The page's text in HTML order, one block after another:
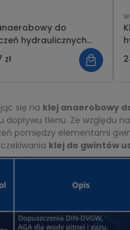
do
hydraulicznych
577-050
zł
się na klej anaerobowy
dopływu tlenu. Ze względu
pomiędzy elementami
klej do gwintów